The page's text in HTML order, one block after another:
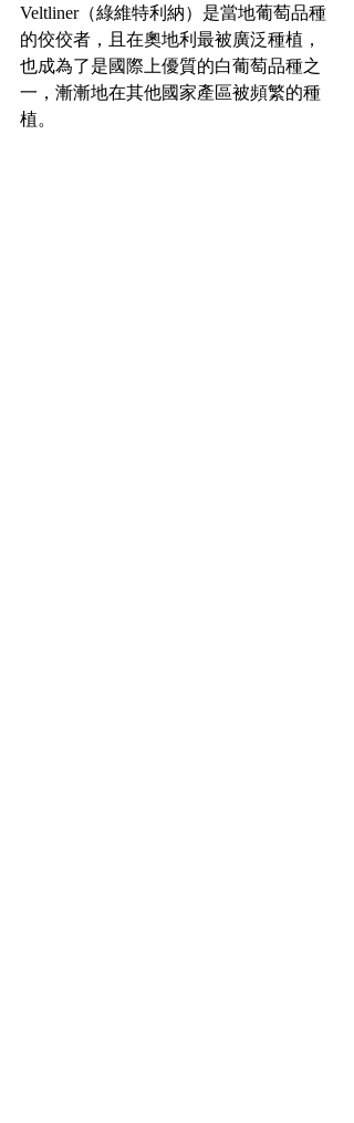
Veltliner（綠維特利納）是當地葡萄品種
的佼佼者，且在奧地利最被廣泛種植，
也成為了是國際上優質的白葡萄品種之
一，漸漸地在其他國家產區被頻繁的種
植。